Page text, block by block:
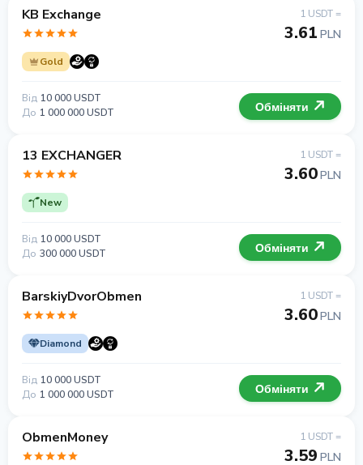
KB Exchange
Gold
1 USDT =
3.61 PLN
Від 10 000 USDT
До 1 000 000 USDT Обміняти
13 EXCHANGER
New
1 USDT =
3.60PLN
Від 10 000 USDT
До 300 000 USDT Обміняти
BarskiyDvorObmen
Diamond
1 USDT =
3.60PLN
Від 10 000 USDT
До 1 000 000 USDT Обміняти
ObmenMoney 1 USDT =
3.59 PLN